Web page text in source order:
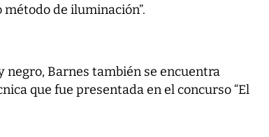
de iluminación”.
negro, Barnes también se encuentra
que fue presentada en el concurso “El